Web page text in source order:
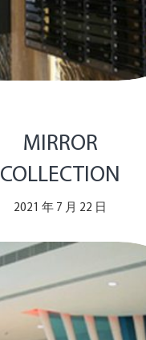
MIRROR
COLLECTION
2021 年 7 月 22 日